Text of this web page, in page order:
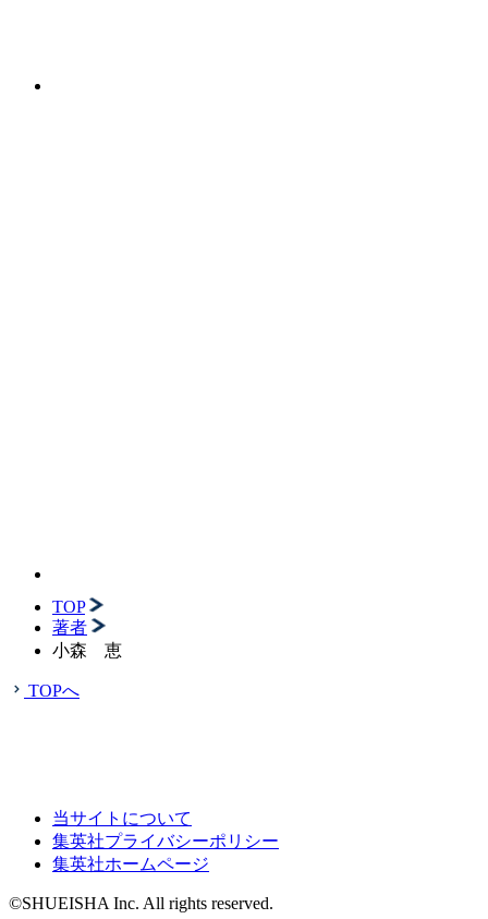
TOP
著者
小森 恵
TOPへ
当サイトについて
集英社プライバシーポリシー
集英社ホームページ
©SHUEISHA Inc. All rights reserved.